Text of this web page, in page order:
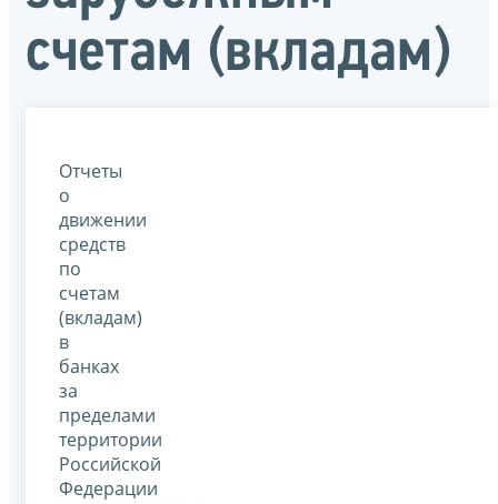
счетам (вкладам)
Отчеты
о
движении
средств
по
счетам
(вкладам)
в
банках
за
пределами
территории
Российской
Федерации